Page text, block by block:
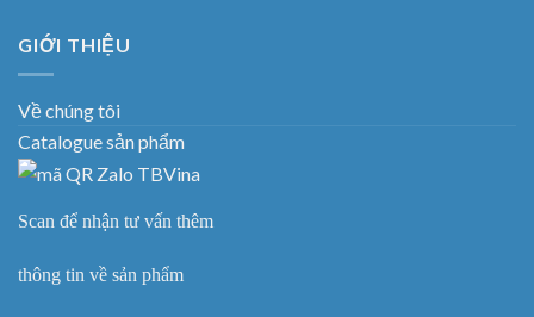
GIỚI THIỆU
Về chúng tôi
Catalogue sản phẩm
Scan để nhận tư vấn thêm
thông tin về sản phẩm